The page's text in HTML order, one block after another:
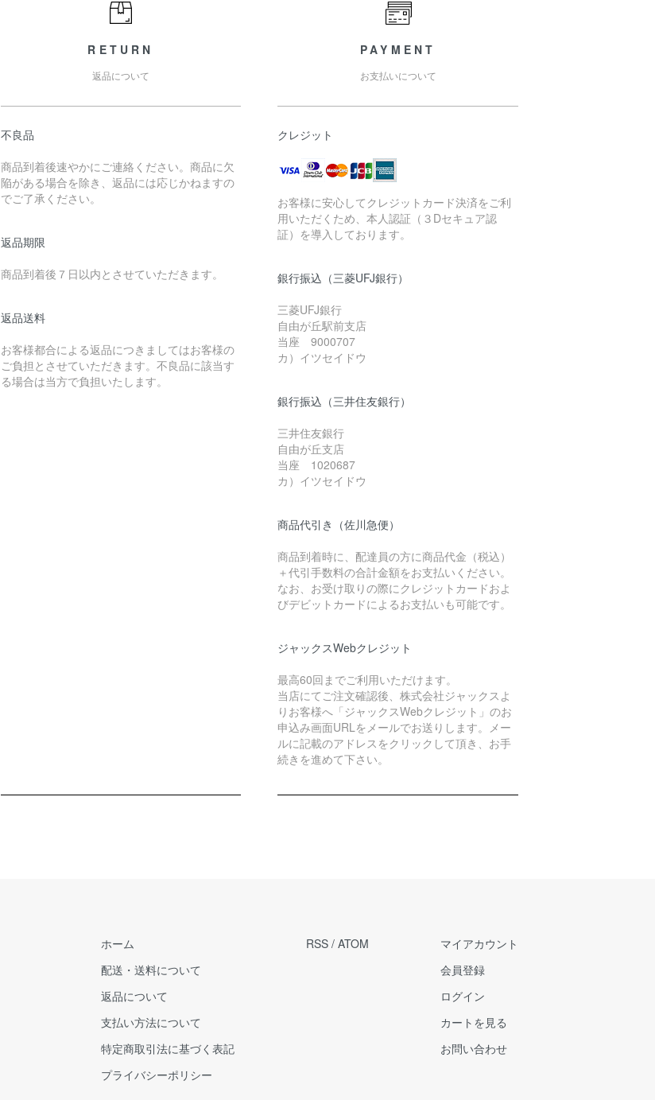
RETURN
返品について
不良品
商品到着後速やかにご連絡ください。商品に欠
陥がある場合を除き、返品には応じかねますの
でご了承ください。
返品期限
商品到着後７日以内とさせていただきます。
返品送料
お客様都合による返品につきましてはお客様の
ご負担とさせていただきます。不良品に該当す
る場合は当方で負担いたします。
PAYMENT
お支払いについて
クレジット
お客様に安心してクレジットカード決済をご利
用いただくため、本人認証（３Dセキュア認
証）を導入しております。
銀行振込（三菱UFJ銀行）
三菱UFJ銀行
自由が丘駅前支店
当座 9000707
カ）イツセイドウ
銀行振込（三井住友銀行）
三井住友銀行
自由が丘支店
当座 1020687
カ）イツセイドウ
商品代引き（佐川急便）
商品到着時に、配達員の方に商品代金（税込）
＋代引手数料の合計金額をお支払いください。
なお、お受け取りの際にクレジットカードおよ
びデビットカードによるお支払いも可能です。
ジャックスWebクレジット
最高60回までご利用いただけます。
当店にてご注文確認後、株式会社ジャックスよ
りお客様へ「ジャックスWebクレジット」のお
申込み画面URLをメールでお送りします。メー
ルに記載のアドレスをクリックして頂き、お手
続きを進めて下さい。
ホーム
配送・送料について
返品について
支払い方法について
特定商取引法に基づく表記
プライバシーポリシー
RSS / ATOM
マイアカウント
会員登録
ログイン
カートを見る
お問い合わせ